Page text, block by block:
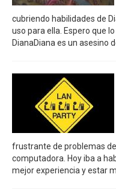
cubriendo habilidades de
uso para ella. Espero que
DianaDiana es un asesino
frustrante de problemas
computadora. Hoy iba a
mejor experiencia y estar